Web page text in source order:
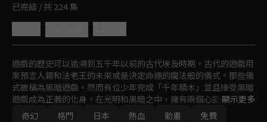
已完結 / 共 224 集
遊戲的歷史可以追溯到五千年以前的古代埃及時期。古代的遊戲用
來預言人類和法老王的未來或是決定命運的魔法般的儀式。那些儀
式被稱為黑暗遊戲。然而有位少年完成「千年積木」並且接受黑暗
遊戲成為正義的化身。在光明和黑暗之中，擁有兩個心靈的少年以
「遊戲王」之稱展開決鬥。
顯示更多
奇幻
格鬥 日本 熱血 動畫
免費